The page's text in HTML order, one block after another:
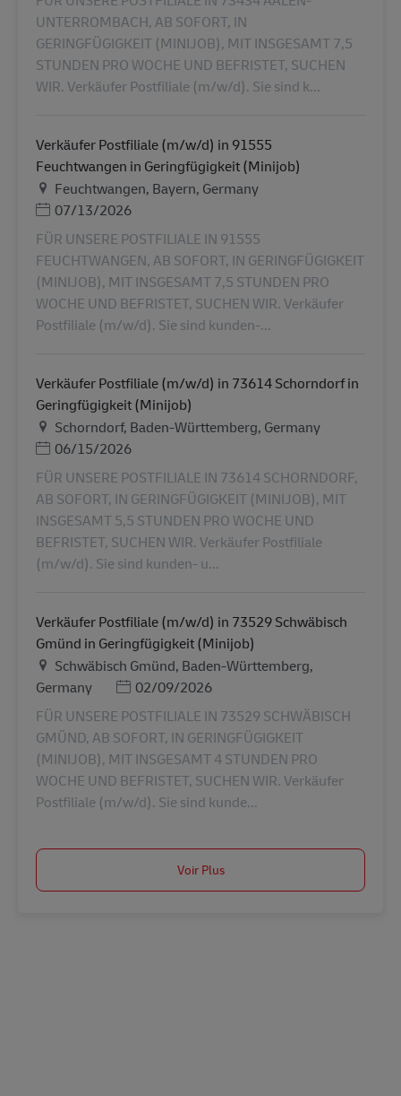
UNTERROMBACH, AB SOFORT, IN
GERINGFÜGIGKEIT (MINIJOB), MIT INSGESAMT 7,5
STUNDEN PRO WOCHE UND BEFRISTET, SUCHEN
WIR. Verkäufer Postfiliale (m/w/d). Sie sind k...
Verkäufer Postfiliale (m/w/d) in 91555
Feuchtwangen in Geringfügigkeit (Minijob)
LieuFeuchtwangen, Bayern, Germany
Posted Date
07/13/2026
FÜR UNSERE POSTFILIALE IN 91555
FEUCHTWANGEN, AB SOFORT, IN GERINGFÜGIGKEIT
(MINIJOB), MIT INSGESAMT 7,5 STUNDEN PRO
WOCHE UND BEFRISTET, SUCHEN WIR. Verkäufer
Postfiliale (m/w/d). Sie sind kunden-...
Verkäufer Postfiliale (m/w/d) in 73614 Schorndorf in
Geringfügigkeit (Minijob)
LieuSchorndorf, Baden-Württemberg, Germany
Posted Date
06/15/2026
FÜR UNSERE POSTFILIALE IN 73614 SCHORNDORF,
AB SOFORT, IN GERINGFÜGIGKEIT (MINIJOB), MIT
INSGESAMT 5,5 STUNDEN PRO WOCHE UND
BEFRISTET, SUCHEN WIR. Verkäufer Postfiliale
(m/w/d). Sie sind kunden- u...
Verkäufer Postfiliale (m/w/d) in 73529 Schwäbisch
Gmünd in Geringfügigkeit (Minijob)
LieuSchwäbisch Gmünd, Baden-Württemberg,
Germany
Posted Date
02/09/2026
FÜR UNSERE POSTFILIALE IN 73529 SCHWÄBISCH
GMÜND, AB SOFORT, IN GERINGFÜGIGKEIT
(MINIJOB), MIT INSGESAMT 4 STUNDEN PRO
WOCHE UND BEFRISTET, SUCHEN WIR. Verkäufer
Postfiliale (m/w/d). Sie sind kunde...
Voir Plus